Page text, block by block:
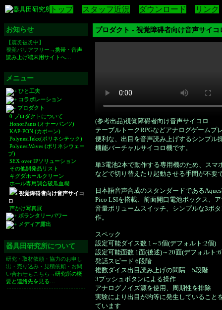
トップ スタッフ近況 ダウンロード リンク
お知らせ
【震災被災中】
視覚バリアフリー →携帯・音声
読み上げ端末用サイトへ…
メニュー
ひと工夫
コラボレーション
プロダクト
0.プロダクトについて
HonorPants (オナーパンツ)
KAP-PON (カポーン)
PolynesiTekx(ポリネシテック)
PolynesiWaves (ポリネシウェー
ブ)
SEX over IPソリューション
その他開発品リスト
キグダホールクリーン
ホール専用調合破瓜血糊
視覚障碍者向け音声サイコ
ロ
声かけ写真展
ボランタリーパワー
メディア露出
器具田研究所について
研究・取材依頼・協力のお申し
出・売り込み・見積依頼・お問
い合わせもこちら →研究所の概
要と連絡先を見る…
プロダクト - 視覚障碍者向け音声サイコ
(参考出品)視覚障碍者向け音声サイコロ
テーブルトークRPGなどアナログゲームプ
便利な、出目を音声読み上げするシンプル
機能バーチャルサイコロ機です。
単3電池2本で動作する専用機のため、スマ
などで切り替えたり起動させる手間が不要
日本語音声合成のスタンダードである
Pico LSIを搭載、前面開口電池ボックス、
音量ボリュームスイッチ、シンプルな3ボ
作。
スペック
設定可能ダイス数 1～5個(デフォルト:2個)
設定可能面数 1面(後述)～20面(デフォルト
発話スピード 6段階
複数ダイス出目読み上げの間隔 5段階
3プッシュボタンによる操作
アナログノイズ源を使用、周期性を排除
実験により出目が均等に発生していること
ています